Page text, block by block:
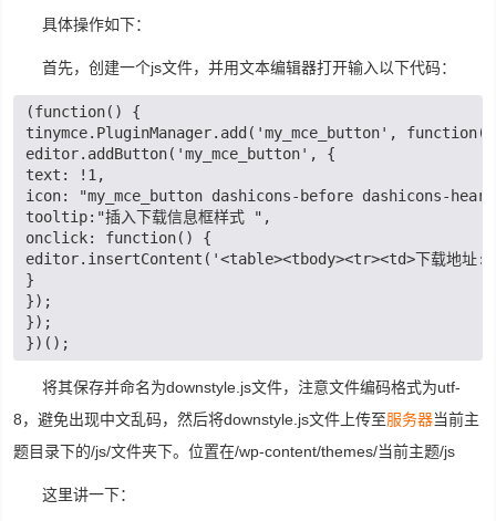
具体操作如下：
首先，创建一个js文件，并用文本编辑器打开输入以下代码：
(function() {
tinymce.PluginManager.add('my_mce_button',
editor.addButton('my_mce_button', {
text: !1,
icon: "my_mce_button dashicons-before dashicons-
tooltip:"插入下载信息框样式 ",
onclick: function() {
editor.insertContent('<table><tbody><tr><td>下载地址
}
});
});
})();
将其保存并命名为downstyle.js文件，注意文件编码格式为utf-
8，避免出现中文乱码，然后将downstyle.js文件上传至服务器当前主
题目录下的/js/文件夹下。位置在/wp-content/themes/当前主题/js
这里讲一下：